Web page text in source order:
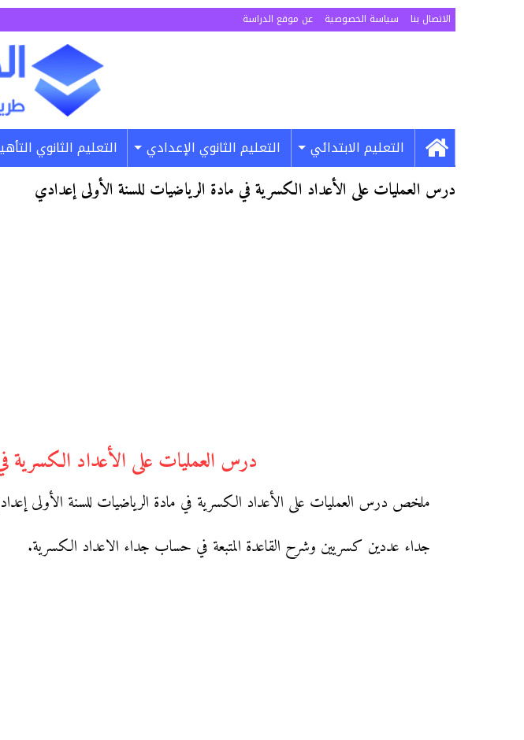
الاتصال بنا سياسة الخصوصية عن موقع الدراسة
التعليم الابتدائي التعليم الثانوي الإعدادي التعليم الثانوي
درس العمليات على الأعداد الكسرية في مادة الرياضيات للسنة الأولى إعدادي
درس العمليات على الأعداد الكسرية
ملخص درس العمليات على الأعداد الكسرية في مادة الرياضيات للسنة الأولى
جداء عددين كسريين وشرح القاعدة المتبعة في حساب جداء الاعداد الكسرية.